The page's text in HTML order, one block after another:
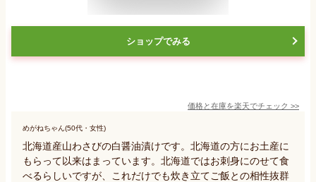
ショップでみる
価格と在庫を楽天でチェック >>
めがねちゃん(50代・女性)
北海道産山わさびの白醤油漬けです。北海道の方にお土産に
もらって以来はまっています。北海道ではお刺身にのせて食
べるらしいですが、これだけでも炊き立てご飯との相性抜群